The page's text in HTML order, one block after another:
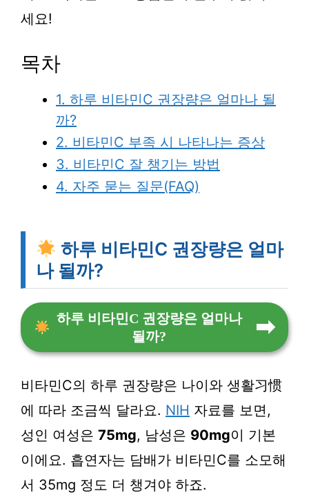
세요!
목차
1. 하루 비타민C 권장량은 얼마나 될
까?
2. 비타민C 부족 시 나타나는 증상
3. 비타민C 잘 챙기는 방법
4. 자주 묻는 질문(FAQ)
하루 비타민C 권장량은 얼마
나 될까?
하루 비타민C 권장량은 얼마나
될까?
비타민C의 하루 권장량은 나이와 생활习惯
에 따라 조금씩 달라요. NIH 자료를 보면,
성인 여성은 75mg, 남성은 90mg이 기본
이에요. 흡연자는 담배가 비타민C를 소모해
서 35mg 정도 더 챙겨야 하죠.